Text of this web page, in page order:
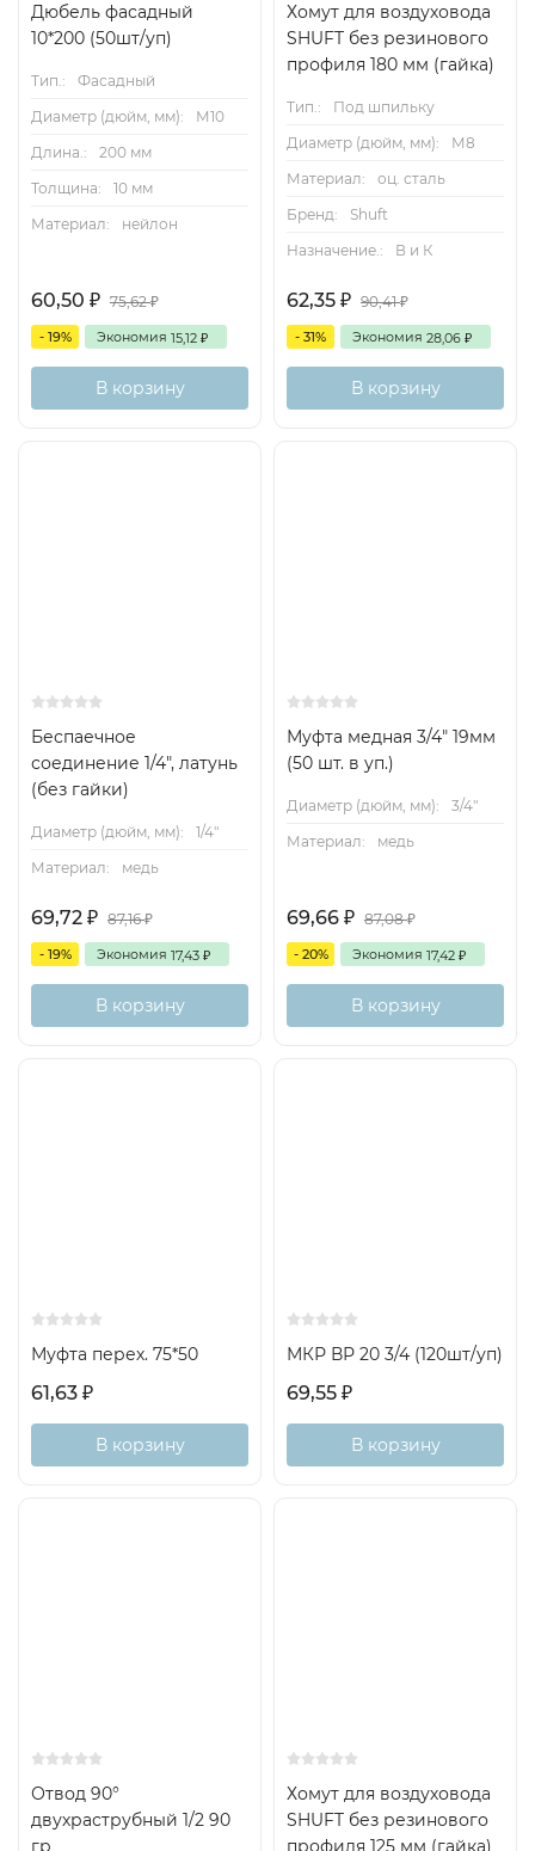
Дюбель фасадный
10*200 (50шт/уп)
Тип.:
Фасадный
Диаметр (дюйм, мм):
М10
Длина.:
200 мм
Толщина:
10 мм
Материал:
нейлон
60,50 ₽ 75,62₽
- 19% Экономия 15,12 ₽
В корзину
Хомут для воздуховода
SHUFT без резинового
профиля 180 мм (гайка)
Тип.:
Под шпильку
Диаметр (дюйм, мм):
М8
Материал:
оц. сталь
Бренд:
Shuft
Назначение.:
В и К
62,35 ₽ 90,41₽
- 31% Экономия 28,06 ₽
В корзину
Беспаечное
соединение 1/4", латунь
(без гайки)
Диаметр (дюйм, мм):
1/4"
Материал:
медь
69,72 ₽ 87,16₽
- 19% Экономия 17,43 ₽
В корзину
Муфта медная 3/4" 19мм
(50 шт. в уп.)
Диаметр (дюйм, мм):
3/4"
Материал:
медь
69,66 ₽ 87,08₽
- 20% Экономия 17,42 ₽
В корзину
Муфта перех. 75*50
61,63 ₽
В корзину
МКР ВР 20 3/4 (120шт/уп)
69,55 ₽
В корзину
Отвод 90°
двухраструбный 1/2 90
гр
Хомут для воздуховода
SHUFT без резинового
профиля 125 мм (гайка)